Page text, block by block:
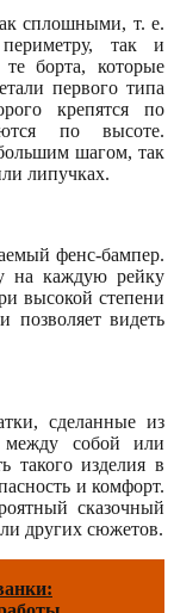
сплошными, т. е.
так и
борта, которые
первого типа
крепятся по
по высоте.
шагом, так
липучках.
фенс-бампер.
на каждую рейку
высокой степени
позволяет видеть
сделанные из
собой или
такого изделия в
и комфорт.
сказочный
других сюжетов.